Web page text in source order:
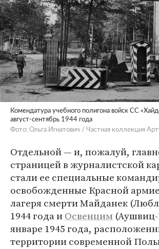
Комендатура учебного полигона войск СС
август-сентябрь 1944 года
Фото: Ольга Игнатович / Частная коллекция
Отдельной — и, пожалуй,
страницей в журналистской
стали ее специальные
освобожденные Красной
лагеря смерти Майданек
1944 года иОсвенцим (Аушвиц-
январе 1945 года,
территории современной